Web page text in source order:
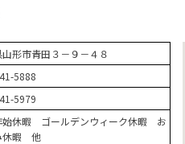
形市青田３－９－４８
5888
5979
始休暇 ゴールデンウィーク休暇 お
休暇 他